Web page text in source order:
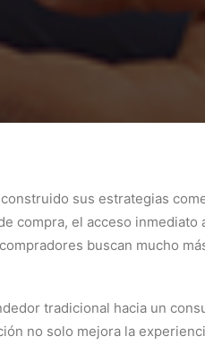
sus estrategias
compra, el acceso
buscan mucho
tradicional hacia un
no solo mejora la